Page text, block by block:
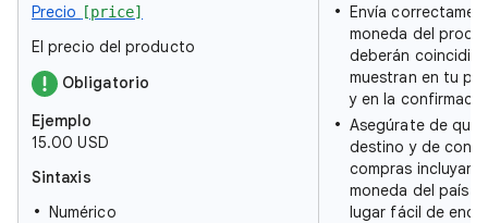
Precio [price]
El precio del producto
Obligatorio
Ejemplo
15.00 USD
Sintaxis
Numérico
Envía
moneda del
deberán coincidir
muestran en tu
y en la
Asegúrate de que
destino y de
compras incluyan
moneda del país
lugar fácil de